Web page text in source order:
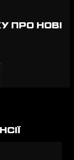
ПРО НОВІ